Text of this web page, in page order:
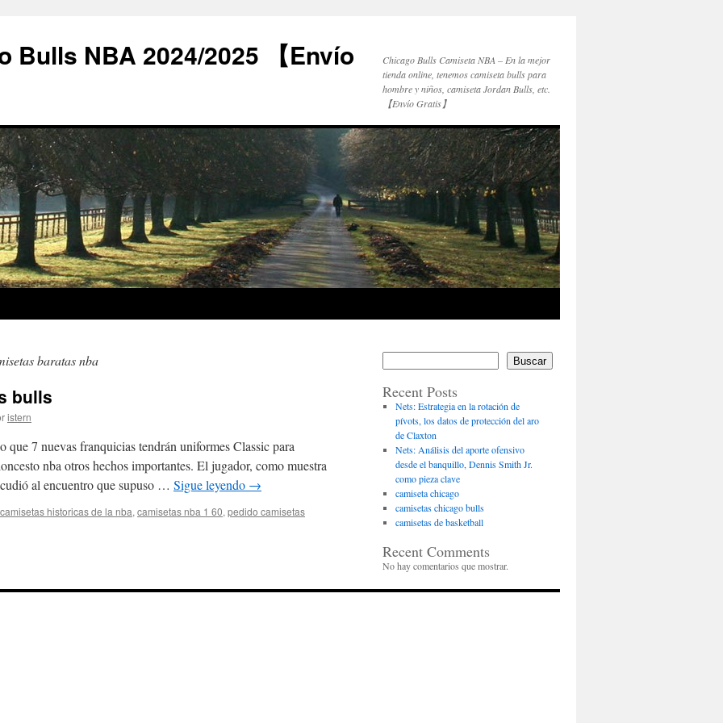
Bulls NBA 2024/2025 【Envío
Chicago Bulls Camiseta NBA – En la mejor
tienda online, tenemos camiseta bulls para
hombre y niños, camiseta Jordan Bulls, etc.
【Envío Gratis】
baratas nba
bulls
istern
que 7 nuevas franquicias tendrán uniformes Classic para
nba otros hechos importantes. El jugador, como muestra
al encuentro que supuso … Sigue leyendo →
camisetas historicas de la nba, camisetas nba 1 60, pedido camisetas
Buscar
Recent Posts
Nets: Estrategia en la rotación de
pívots, los datos de protección del aro
de Claxton
Nets: Análisis del aporte ofensivo
desde el banquillo, Dennis Smith Jr.
como pieza clave
camiseta chicago
camisetas chicago bulls
camisetas de basketball
Recent Comments
No hay comentarios que mostrar.